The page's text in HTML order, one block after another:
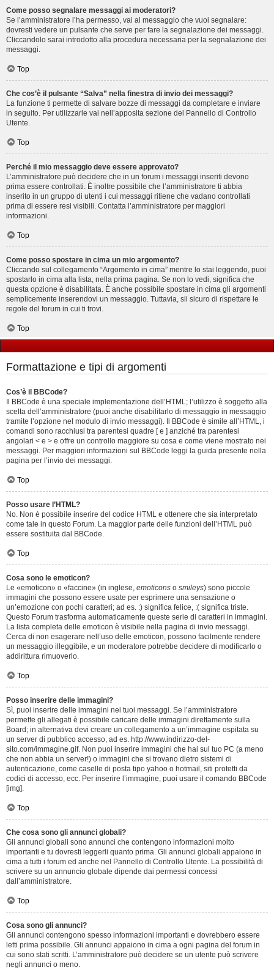
Come posso segnalare messaggi ai moderatori?
Se l’amministratore l’ha permesso, vai al messaggio che vuoi segnalare:
dovresti vedere un pulsante che serve per fare la segnalazione dei messaggi.
Cliccandolo sarai introdotto alla procedura necessaria per la segnalazione dei
messaggi.
Top
Che cos’è il pulsante “Salva” nella finestra di invio dei messaggi?
La funzione ti permette di salvare bozze di messaggi da completare e inviare
in seguito. Per utilizzarle vai nell’apposita sezione del Pannello di Controllo
Utente.
Top
Perché il mio messaggio deve essere approvato?
L’amministratore può decidere che in un forum i messaggi inseriti devono
prima essere controllati. È inoltre possibile che l’amministratore ti abbia
inserito in un gruppo di utenti i cui messaggi ritiene che vadano controllati
prima di essere resi visibili. Contatta l’amministratore per maggiori
informazioni.
Top
Come posso spostare in cima un mio argomento?
Cliccando sul collegamento “Argomento in cima” mentre lo stai leggendo, puoi
spostarlo in cima alla lista, nella prima pagina. Se non lo vedi, significa che
questa opzione è disabilitata. È anche possibile spostare in cima gli argomenti
semplicemente inserendovi un messaggio. Tuttavia, sii sicuro di rispettare le
regole del forum in cui ti trovi.
Top
Formattazione e tipi di argomenti
Cos’è il BBCode?
Il BBCode è una speciale implementazione dell’HTML; l’utilizzo è soggetto alla
scelta dell’amministratore (puoi anche disabilitarlo di messaggio in messaggio
tramite l’opzione nel modulo di invio messaggi). Il BBCode è simile all’HTML, i
comandi sono racchiusi tra parentesi quadre [ e ] anziché tra parentesi
angolari < e > e offre un controllo maggiore su cosa e come viene mostrato nei
messaggi. Per maggiori informazioni sul BBCode leggi la guida presente nella
pagina per l’invio dei messaggi.
Top
Posso usare l’HTML?
No. Non è possibile inserire del codice HTML e ottenere che sia interpretato
come tale in questo Forum. La maggior parte delle funzioni dell’HTML può
essere sostituita dal BBCode.
Top
Cosa sono le emoticon?
Le «emoticon» o «faccine» (in inglese, emoticons o smileys) sono piccole
immagini che possono essere usate per esprimere una sensazione o
un’emozione con pochi caratteri; ad es. :) significa felice, :( significa triste.
Questo Forum trasforma automaticamente queste serie di caratteri in immagini.
La lista completa delle emoticon è visibile nella pagina di invio messaggi.
Cerca di non esagerare nell’uso delle emoticon, possono facilmente rendere
un messaggio illeggibile, e un moderatore potrebbe decidere di modificarlo o
addirittura rimuoverlo.
Top
Posso inserire delle immagini?
Sì, puoi inserire delle immagini nei tuoi messaggi. Se l’amministratore
permette gli allegati è possibile caricare delle immagini direttamente sulla
Board; in alternativa devi creare un collegamento a un’immagine ospitata su
un server di pubblico accesso, ad es. http://www.indirizzo-del-
sito.com/immagine.gif. Non puoi inserire immagini che hai sul tuo PC (a meno
che non abbia un server!) o immagini che si trovano dietro sistemi di
autenticazione, come caselle di posta tipo yahoo o hotmail, siti protetti da
codici di accesso, ecc. Per inserire l’immagine, puoi usare il comando BBCode
[img].
Top
Che cosa sono gli annunci globali?
Gli annunci globali sono annunci che contengono informazioni molto
importanti e tu dovresti leggerli quanto prima. Gli annunci globali appaiono in
cima a tutti i forum ed anche nel Pannello di Controllo Utente. La possibilità di
scrivere su un annuncio globale dipende dai permessi concessi
dall’amministratore.
Top
Cosa sono gli annunci?
Gli annunci contengono spesso informazioni importanti e dovrebbero essere
letti prima possibile. Gli annunci appaiono in cima a ogni pagina del forum in
cui sono stati scritti. L’amministratore può decidere se un utente può scrivere
negli annunci o meno.